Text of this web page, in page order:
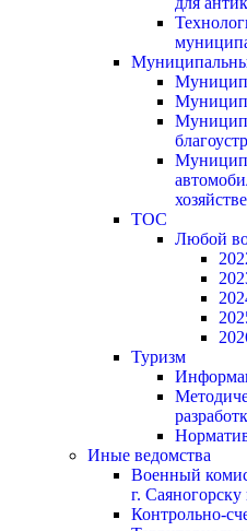
хозяйстве
ТОС
Любой
Туризм
Иные ведомства
Военный
г.
Контрольно-